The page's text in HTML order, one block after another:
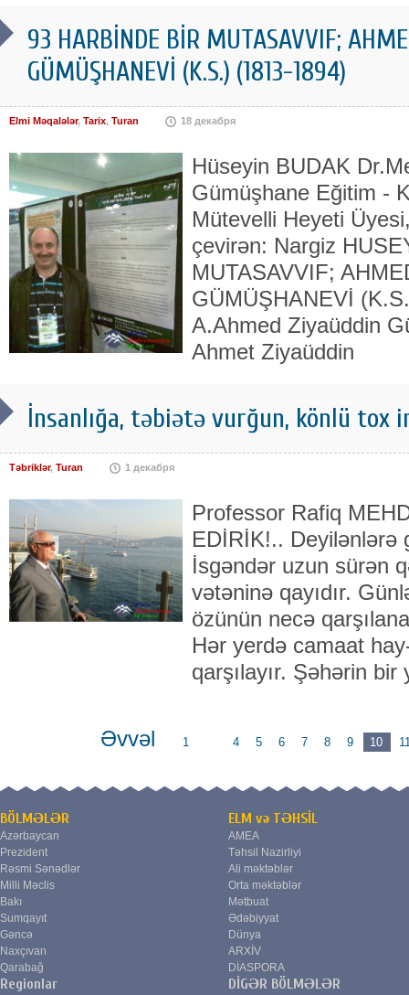
93 HARBİNDE BİR MUTASAVVIF;
GÜMÜŞHANEVİ (K.S.) (1813-1894)
Elmi Məqalələr, Tarix, Turan 18 декабря
Hüseyin BUDAK
Gümüşhane Eğitim -
Mütevelli Heyeti
çevirən: Nargiz
MUTASAVVIF;
GÜMÜŞHANEVİ
A.Ahmed Ziyaüddin
Ahmet Ziyaüddin
İnsanlığa, təbiətə vurğun, könlü tox
Təbriklər, Turan 1 декабря
Professor Rafiq
EDİRİK!.. Deyilənlərə
İsgəndər uzun sürən
vətəninə qayıdır.
özünün necə
Hər yerdə camaat
qarşılayır. Şəhərin
Əvvəl 1 4 5 6 7 8 9 10
BÖLMƏLƏR
Azərbaycan
Prezident
Rəsmi Sənədlər
Milli Məclis
Bakı
Sumqayıt
Gəncə
Naxçıvan
Qarabağ
Regionlar
ELM və TƏHSİL
AMEA
Təhsil Nazirliyi
Ali məktəblər
Orta məktəblər
Mətbuat
Ədəbiyyat
Dünya
ARXİV
DİASPORA
DİGƏR BÖLMƏLƏR